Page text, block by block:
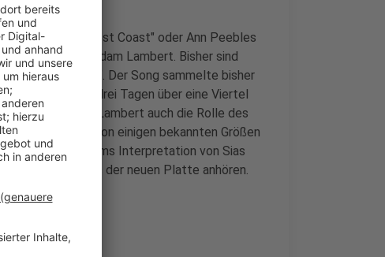
Del Reys "West Coast" oder Ann Peebles
Drama" von Adam Lambert. Bisher sind
Out For A Hero". Der Song sammelte bisher
innerhalb von drei Tagen über eine Viertel
Adam Lambert auch die Rolle des
produziert von einigen bekannten Größen
fungiert Adams Interpretation von Sias
elf Songs der neuen Platte anhören.